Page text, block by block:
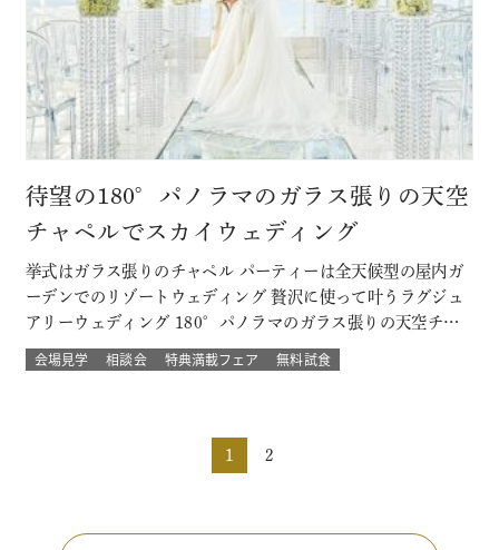
待望の180°パノラマのガラス張りの天空
チャペルでスカイウェディング
挙式はガラス張りのチャペル パーティーは全天候型の屋内ガ
ーデンでのリゾートウェディング 贅沢に使って叶うラグジュ
アリーウェディング 180°パノラマのガラス張りの天空チャ
ペルでは 流れる雲や透き通る青空に包まれ まるで空の上で
挙げる結婚式 組数限定！でご提供！ このフェアに含まれるコ
会場見学 相談会 特典満載フェア 無料試食
1 2